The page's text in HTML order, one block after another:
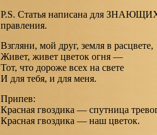
P.S. Статья написана для
правления.
Взгляни, мой друг, земля в расцвете,
Живет, живет цветок огня —
Тот, что дороже всех на свете
И для тебя, и для меня.
Припев:
Красная гвоздика — спутница
Красная гвоздика — наш цветок.